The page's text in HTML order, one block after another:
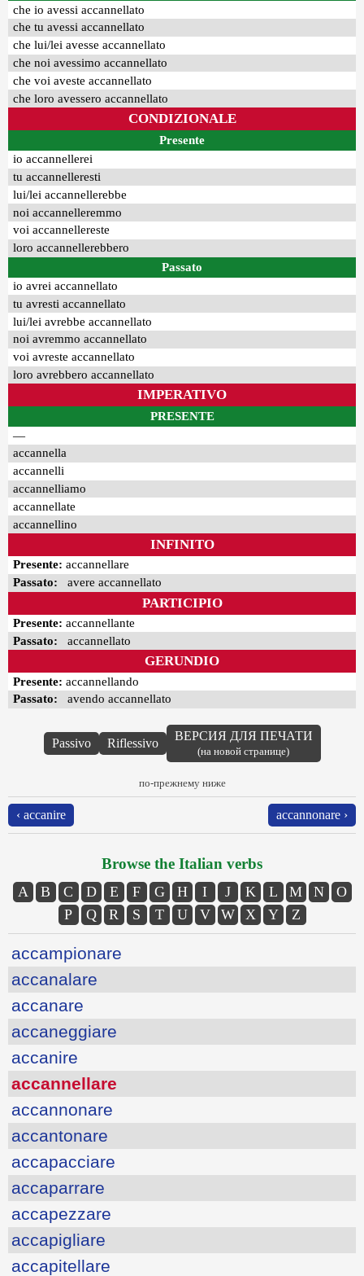
che io avessi accannellato
che tu avessi accannellato
che lui/lei avesse accannellato
che noi avessimo accannellato
che voi aveste accannellato
che loro avessero accannellato
CONDIZIONALE
Presente
io accannellerei
tu accannelleresti
lui/lei accannellerebbe
noi accannelleremmo
voi accannellereste
loro accannellerebbero
Passato
io avrei accannellato
tu avresti accannellato
lui/lei avrebbe accannellato
noi avremmo accannellato
voi avreste accannellato
loro avrebbero accannellato
IMPERATIVO
PRESENTE
—
accannella
accannelli
accannelliamo
accannellate
accannellino
INFINITO
Presente: accannellare
Passato: avere accannellato
PARTICIPIO
Presente: accannellante
Passato: accannellato
GERUNDIO
Presente: accannellando
Passato: avendo accannellato
Passivo Riflessivo
ВЕРСИЯ ДЛЯ ПЕЧАТИ
(на новой странице)
по-прежнему ниже
‹ accanire accannonare ›
Browse the Italian verbs
A B C D E F G H I J K L M N
O
P
Q R S T U V W X Y Z
accampionare
accanalare
accanare
accaneggiare
accanire
accannellare
accannonare
accantonare
accapacciare
accaparrare
accapezzare
accapigliare
accapitellare